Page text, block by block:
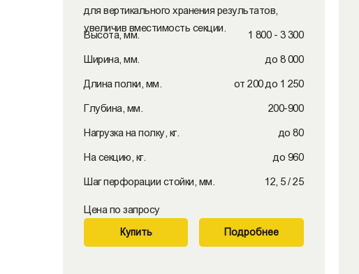
для вертикального хранения результатов,
увеличив вместимость секции.
Высота, мм. 1 800 - 3 300
Ширина, мм. до 8 000
Длина полки, мм. от 200 до 1 250
Глубина, мм. 200-900
Нагрузка на полку, кг. до 80
На секцию, кг. до 960
Шаг перфорации стойки, мм. 12, 5 / 25
Цена по запросу
Купить Подробнее